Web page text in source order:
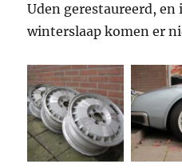
Uden gerestaureerd,
winterslaap komen er